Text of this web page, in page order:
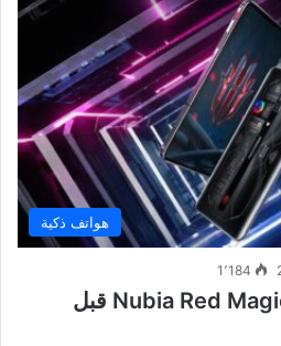
هواتف ذكية
1٬184
تسريب مواصفات Nubia Red Magic 7 قبل